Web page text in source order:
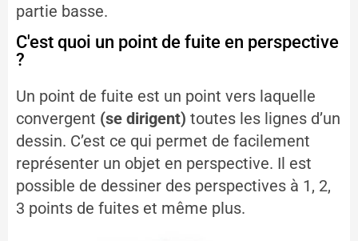
partie basse.
C'est quoi un point de fuite en perspective
?
Un point de fuite est un point vers laquelle
convergent (se dirigent) toutes les lignes d’un
dessin. C’est ce qui permet de facilement
représenter un objet en perspective. Il est
possible de dessiner des perspectives à 1, 2,
3 points de fuites et même plus.